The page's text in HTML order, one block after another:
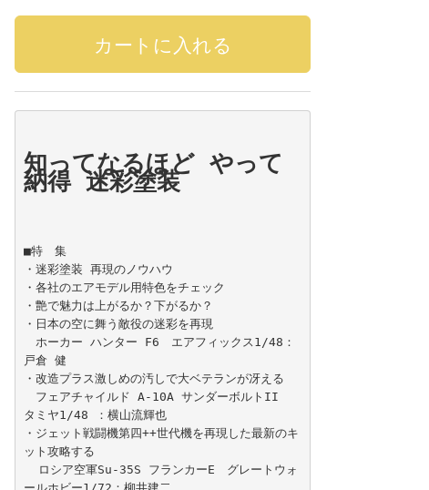
知ってなるほど やって
納得 迷彩塗装
■特　集
・迷彩塗装 再現のノウハウ
・各社のエアモデル用特色をチェック
・艶で魅力は上がるか？下がるか？
・日本の空に舞う敵役の迷彩を再現
ホーカー ハンター F6　エアフィックス1/48：
戸倉 健
・改造プラス激しめの汚しで大ベテランが冴える
フェアチャイルド A-10A サンダーボルトII
タミヤ1/48 ：横山流輝也
・ジェット戦闘機第四++世代機を再現した最新のキ
ット攻略する